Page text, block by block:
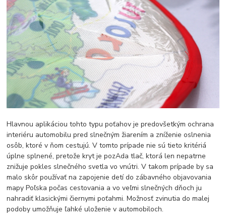
Hlavnou aplikáciou tohto typu poťahov je predovšetkým ochrana
interiéru automobilu pred slnečným žiarením a zníženie oslnenia
osôb, ktoré v ňom cestujú. V tomto prípade nie sú tieto kritériá
úplne splnené, pretože kryt je pozAda tlač, ktorá len nepatrne
znižuje pokles slnečného svetla vo vnútri. V takom prípade by sa
malo skôr používať na zapojenie detí do zábavného objavovania
mapy Poľska počas cestovania a vo veľmi slnečných dňoch ju
nahradiť klasickými čiernymi poťahmi. Možnosť zvinutia do malej
podoby umožňuje ľahké uloženie v automobiloch.